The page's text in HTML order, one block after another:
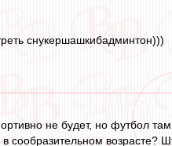
снукершашкибадминтон)))
не будет, но футбол
сообразительном возрасте?